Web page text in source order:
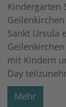
Kindergarten
Sankt Ursula
mit Kindern
Day
Mehr